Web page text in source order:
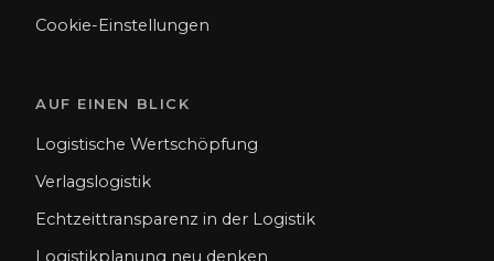
Cookie-Einstellungen
AUF EINEN BLICK
Logistische Wertschöpfung
Verlagslogistik
Echtzeittransparenz in der Logistik
Logistikplanung neu denken